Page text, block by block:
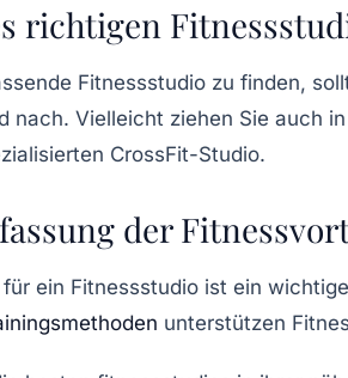
richtigen
Fitnessstudio zu finden,
nach. Vielleicht ziehen Sie auch
CrossFit-Studio.
der
für ein Fitnessstudio ist ein
unterstützen